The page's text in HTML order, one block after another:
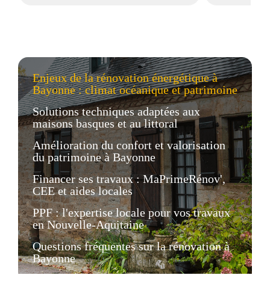
Enjeux de la rénovation énergétique à
Bayonne : climat océanique et patrimoine
Solutions techniques adaptées aux
maisons basques et au littoral
Amélioration du confort et valorisation
du patrimoine à Bayonne
Financer ses travaux : MaPrimeRénov',
CEE et aides locales
PPF : l'expertise locale pour vos travaux
en Nouvelle-Aquitaine
Questions fréquentes sur la rénovation à
Bayonne